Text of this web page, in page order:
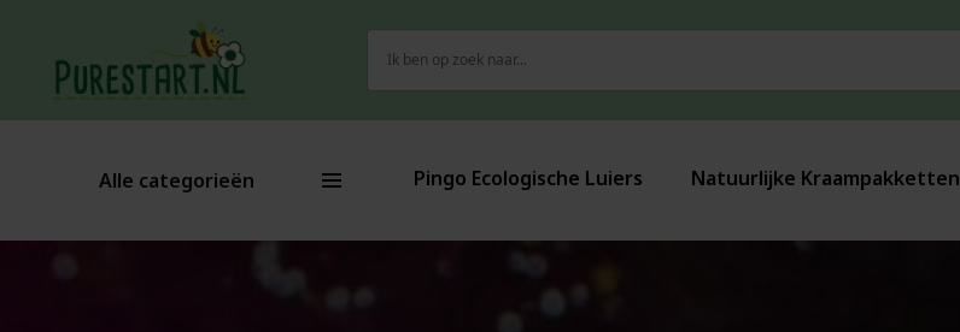
naar:
Alle categorieën Pingo Ecologische Luiers Natuurlijke Kraampakketten